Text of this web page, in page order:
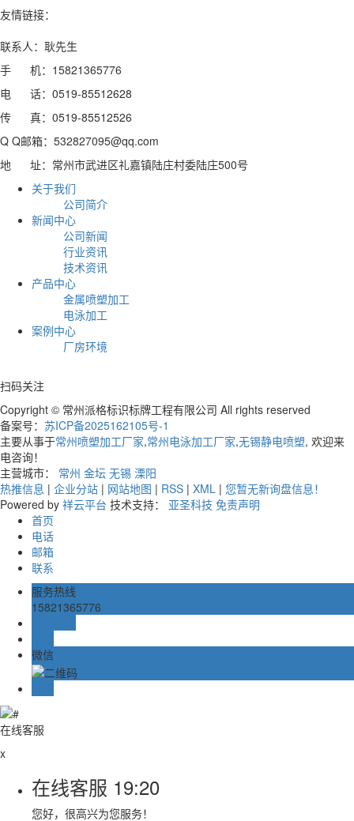
友情链接：
联系人：耿先生
手 机：15821365776
电 话：0519-85512628
传 真：0519-85512526
Q Q邮箱：532827095@qq.com
地 址：常州市武进区礼嘉镇陆庄村委陆庄500号
关于我们
公司简介
新闻中心
公司新闻
行业资讯
技术资讯
产品中心
金属喷塑加工
电泳加工
案例中心
厂房环境
扫码关注
Copyright © 常州派格标识标牌工程有限公司 All rights reserved
备案号： 苏ICP备2025162105号-1
主要从事于常州喷塑加工厂家,常州电泳加工厂家,无锡静电喷塑, 欢迎来
电咨询！
主营城市： 常州 金坛 无锡 溧阳
热推信息 | 企业分站 | 网站地图 | RSS | XML | 您暂无新询盘信息！
Powered by 祥云平台 技术支持： 亚圣科技 免责声明
首页
电话
邮箱
联系
服务热线
15821365776
微信
在线客服
x
在线客服 19:20
您好，很高兴为您服务！